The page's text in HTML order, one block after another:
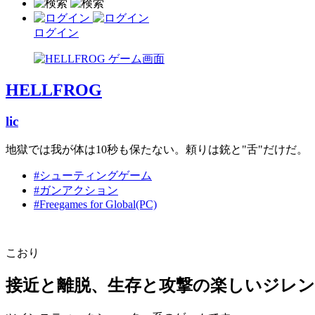
ログイン
HELLFROG
lic
地獄では我が体は10秒も保たない。頼りは銃と"舌"だけだ。
#シューティングゲーム
#ガンアクション
#Freegames for Global(PC)
こおり
接近と離脱、生存と攻撃の楽しいジレ